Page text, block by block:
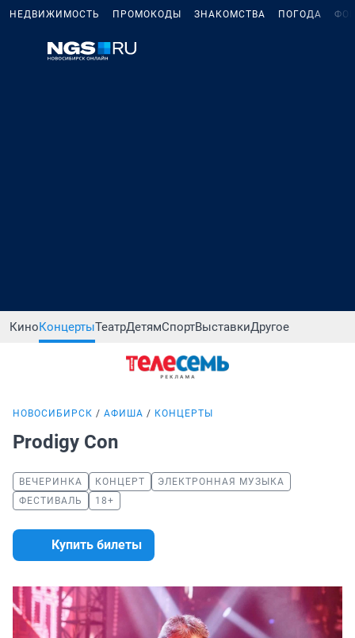
НЕДВИЖИМОСТЬ ПРОМОКОДЫ ЗНАКОМСТВА ПОГОДА
КиноКонцертыТеатрДетямСпортВыставкиДругое
НОВОСИБИРСК АФИША КОНЦЕРТЫ
Prodigy Con
ВЕЧЕРИНКА КОНЦЕРТ
ЭЛЕКТРОННАЯ МУЗЫКА
ФЕСТИВАЛЬ
18+
Купить билеты